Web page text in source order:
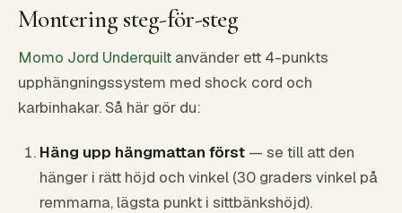
Montering steg-för-steg
Momo Jord Underquilt använder ett 4-punkts
upphängningssystem med shock cord och
karbinhakar. Så här gör du:
Häng upp hängmattan först— se till att den
hänger i rätt höjd och vinkel (30 graders vinkel på
remmarna, lägsta punkt i sittbänkshöjd).